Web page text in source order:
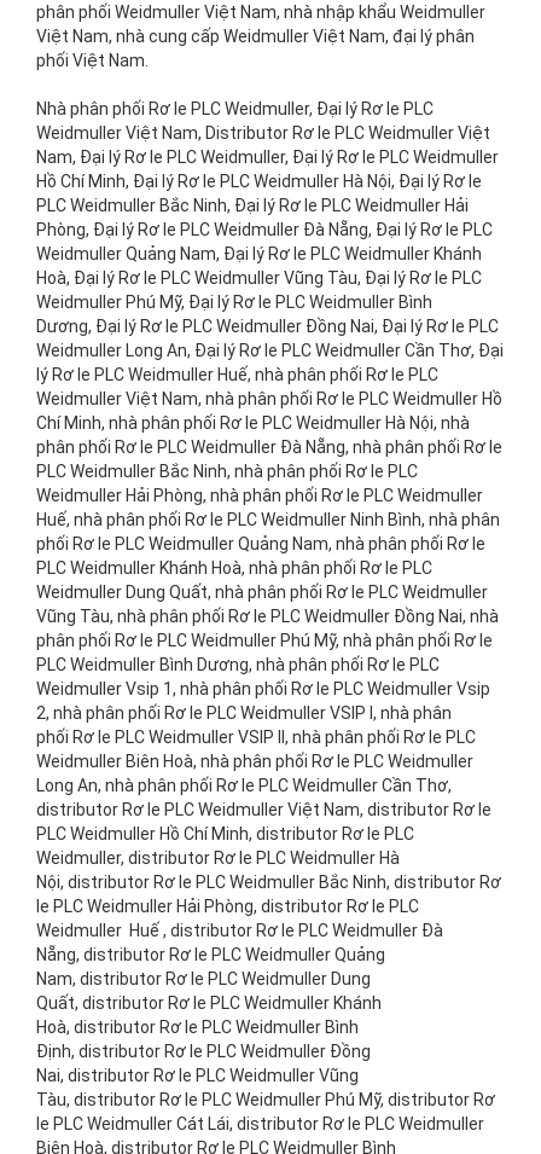
phân phối Weidmuller Việt Nam, nhà nhập khẩu Weidmuller
Việt Nam, nhà cung cấp Weidmuller Việt Nam, đại lý phân
phối Việt Nam.
Nhà phân phối Rơ le PLC Weidmuller, Đại lý Rơ le PLC
Weidmuller Việt Nam, Distributor Rơ le PLC Weidmuller Việt
Nam, Đại lý Rơ le PLC Weidmuller, Đại lý Rơ le PLC Weidmuller
Hồ Chí Minh, Đại lý Rơ le PLC Weidmuller Hà Nội, Đại lý Rơ le
PLC Weidmuller Bắc Ninh, Đại lý Rơ le PLC Weidmuller Hải
Phòng, Đại lý Rơ le PLC Weidmuller Đà Nẵng, Đại lý Rơ le PLC
Weidmuller Quảng Nam, Đại lý Rơ le PLC Weidmuller Khánh
Hoà, Đại lý Rơ le PLC Weidmuller Vũng Tàu, Đại lý Rơ le PLC
Weidmuller Phú Mỹ, Đại lý Rơ le PLC Weidmuller Bình
Dương, Đại lý Rơ le PLC Weidmuller Đồng Nai, Đại lý Rơ le PLC
Weidmuller Long An, Đại lý Rơ le PLC Weidmuller Cần Thơ, Đại
lý Rơ le PLC Weidmuller Huế, nhà phân phối Rơ le PLC
Weidmuller Việt Nam, nhà phân phối Rơ le PLC Weidmuller Hồ
Chí Minh, nhà phân phối Rơ le PLC Weidmuller Hà Nội, nhà
phân phối Rơ le PLC Weidmuller Đà Nẵng, nhà phân phối Rơ le
PLC Weidmuller Bắc Ninh, nhà phân phối Rơ le PLC
Weidmuller Hải Phòng, nhà phân phối Rơ le PLC Weidmuller
Huế, nhà phân phối Rơ le PLC Weidmuller Ninh Bình, nhà phân
phối Rơ le PLC Weidmuller Quảng Nam, nhà phân phối Rơ le
PLC Weidmuller Khánh Hoà, nhà phân phối Rơ le PLC
Weidmuller Dung Quất, nhà phân phối Rơ le PLC Weidmuller
Vũng Tàu, nhà phân phối Rơ le PLC Weidmuller Đồng Nai, nhà
phân phối Rơ le PLC Weidmuller Phú Mỹ, nhà phân phối Rơ le
PLC Weidmuller Bình Dương, nhà phân phối Rơ le PLC
Weidmuller Vsip 1, nhà phân phối Rơ le PLC Weidmuller Vsip
2, nhà phân phối Rơ le PLC Weidmuller VSIP I, nhà phân
phối Rơ le PLC Weidmuller VSIP II, nhà phân phối Rơ le PLC
Weidmuller Biên Hoà, nhà phân phối Rơ le PLC Weidmuller
Long An, nhà phân phối Rơ le PLC Weidmuller Cần Thơ,
distributor Rơ le PLC Weidmuller Việt Nam, distributor Rơ le
PLC Weidmuller Hồ Chí Minh, distributor Rơ le PLC
Weidmuller, distributor Rơ le PLC Weidmuller Hà
Nội, distributor Rơ le PLC Weidmuller Bắc Ninh, distributor Rơ
le PLC Weidmuller Hải Phòng, distributor Rơ le PLC
Weidmuller Huế , distributor Rơ le PLC Weidmuller Đà
Nẵng, distributor Rơ le PLC Weidmuller Quảng
Nam, distributor Rơ le PLC Weidmuller Dung
Quất, distributor Rơ le PLC Weidmuller Khánh
Hoà, distributor Rơ le PLC Weidmuller Bình
Định, distributor Rơ le PLC Weidmuller Đồng
Nai, distributor Rơ le PLC Weidmuller Vũng
Tàu, distributor Rơ le PLC Weidmuller Phú Mỹ, distributor Rơ
le PLC Weidmuller Cát Lái, distributor Rơ le PLC Weidmuller
Biên Hoà, distributor Rơ le PLC Weidmuller Bình